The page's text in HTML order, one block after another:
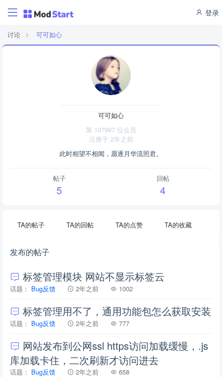
登录
讨论 可可如心
可可如心
第 107997 位会员
注册于 2年之前
此时相望不相闻，愿逐月华流照君。
帖子
5
回帖
4
TA的帖子 TA的回帖 TA的点赞 TA的收藏
发布的帖子
标签管理模块 网站不显示标签云
话题： Bug反馈 2年之前 1002
标签管理用不了，通用功能包怎么获取安装
话题： Bug反馈 2年之前 777
网站发布到公网ssl https访问加载缓慢，.js
库加载卡住，二次刷新才访问进去
话题： Bug反馈 2年之前 658